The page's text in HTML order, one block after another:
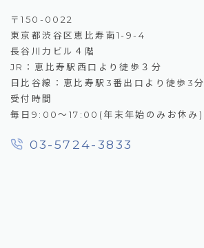
〒150-0022
東京都渋谷区恵比寿南1-9-4
長谷川力ビル４階
JR：恵比寿駅西口より徒歩３分
日比谷線：恵比寿駅3番出口より徒歩3分
受付時間
毎日9:00～17:00(年末年始のみお休み)
03-5724-3833